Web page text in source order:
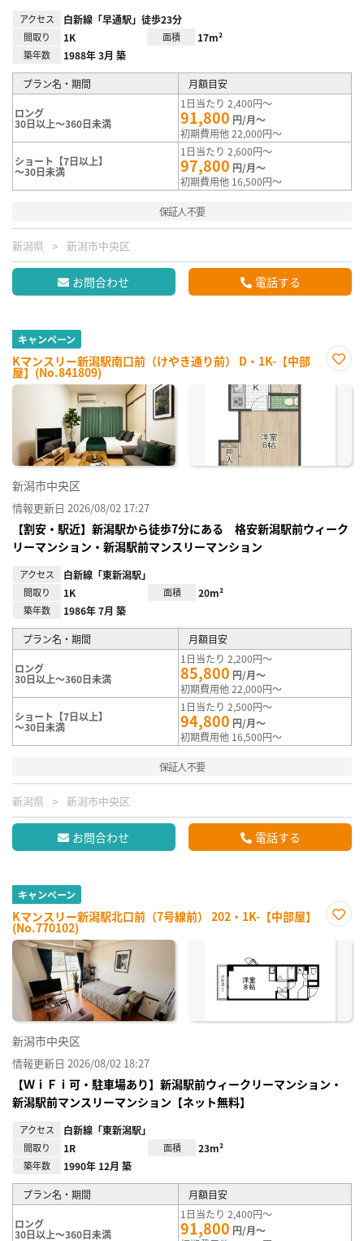
アクセス 白新線「早通駅」徒歩23分
間取り 1K 面積 17m²
築年数 1988年 3月 築
プラン名・期間 月額目安
ロング
30日以上～360日未満
1日当たり 2,400円～
91,800 円/月～
初期費用他 22,000円～
ショート【7日以上】
～30日未満
1日当たり 2,600円～
97,800 円/月～
初期費用他 16,500円～
保証人不要
新潟県 新潟市中央区
お問合わせ 電話する
キャンペーン
Kマンスリー新潟駅南口前（けやき通り前） D・1K-【中部
屋】(No.841809)
に入
新潟市中央区
情報更新日 2026/08/02 17:27
【割安・駅近】新潟駅から徒歩7分にある 格安新潟駅前ウィーク
リーマンション・新潟駅前マンスリーマンション
アクセス 白新線「東新潟駅」
間取り 1K 面積 20m²
築年数 1986年 7月 築
プラン名・期間 月額目安
ロング
30日以上～360日未満
1日当たり 2,200円～
85,800 円/月～
初期費用他 22,000円～
ショート【7日以上】
～30日未満
1日当たり 2,500円～
94,800 円/月～
初期費用他 16,500円～
保証人不要
新潟県 新潟市中央区
お問合わせ 電話する
キャンペーン
Kマンスリー新潟駅北口前（7号線前） 202・1K-【中部屋】
(No.770102)
に入
新潟市中央区
情報更新日 2026/08/02 18:27
【ＷｉＦｉ可・駐車場あり】新潟駅前ウィークリーマンション・
新潟駅前マンスリーマンション【ネット無料】
アクセス 白新線「東新潟駅」
間取り 1R 面積 23m²
築年数 1990年 12月 築
プラン名・期間 月額目安
ロング
30日以上～360日未満
1日当たり 2,400円～
91,800 円/月～